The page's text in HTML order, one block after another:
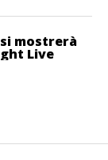
mostrerà
Live